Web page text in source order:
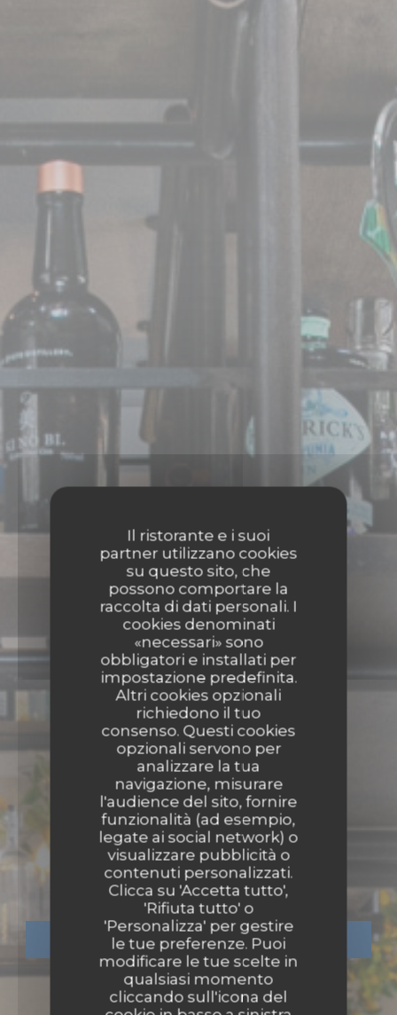
Il ristorante e i suoi
partner utilizzano cookies
su questo sito, che
possono comportare la
raccolta di dati personali. I
cookies denominati
«necessari» sono
obbligatori e installati per
impostazione predefinita.
Altri cookies opzionali
richiedono il tuo
consenso. Questi cookies
opzionali servono per
analizzare la tua
navigazione, misurare
l'audience del sito, fornire
funzionalità (ad esempio,
legate ai social network) o
visualizzare pubblicità o
contenuti personalizzati.
Clicca su 'Accetta tutto',
'Rifiuta tutto' o
'Personalizza' per gestire
le tue preferenze. Puoi
modificare le tue scelte in
qualsiasi momento
cliccando sull'icona del
PIZZERIA• PARIS
La Massara
PRENOTA